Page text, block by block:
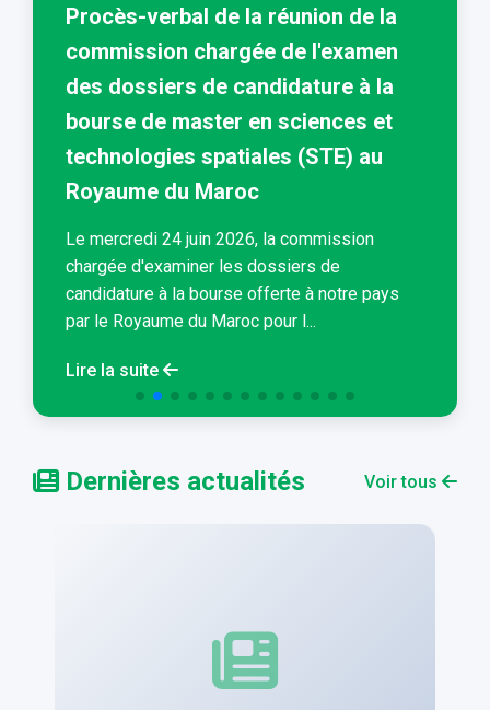
Procès-verbal de la réunion de la
commission chargée de l'examen
des dossiers de candidature à la
bourse de master en sciences et
technologies spatiales (STE) au
Royaume du Maroc
Le mercredi 24 juin 2026, la commission
chargée d'examiner les dossiers de
candidature à la bourse offerte à notre pays
par le Royaume du Maroc pour l...
Lire la suite
Dernières actualités Voir tous